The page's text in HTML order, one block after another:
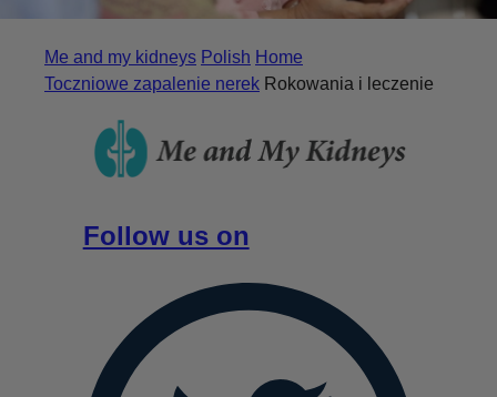
Me and my kidneys Polish Home
Toczniowe zapalenie nerek Rokowania i leczenie
Follow us on